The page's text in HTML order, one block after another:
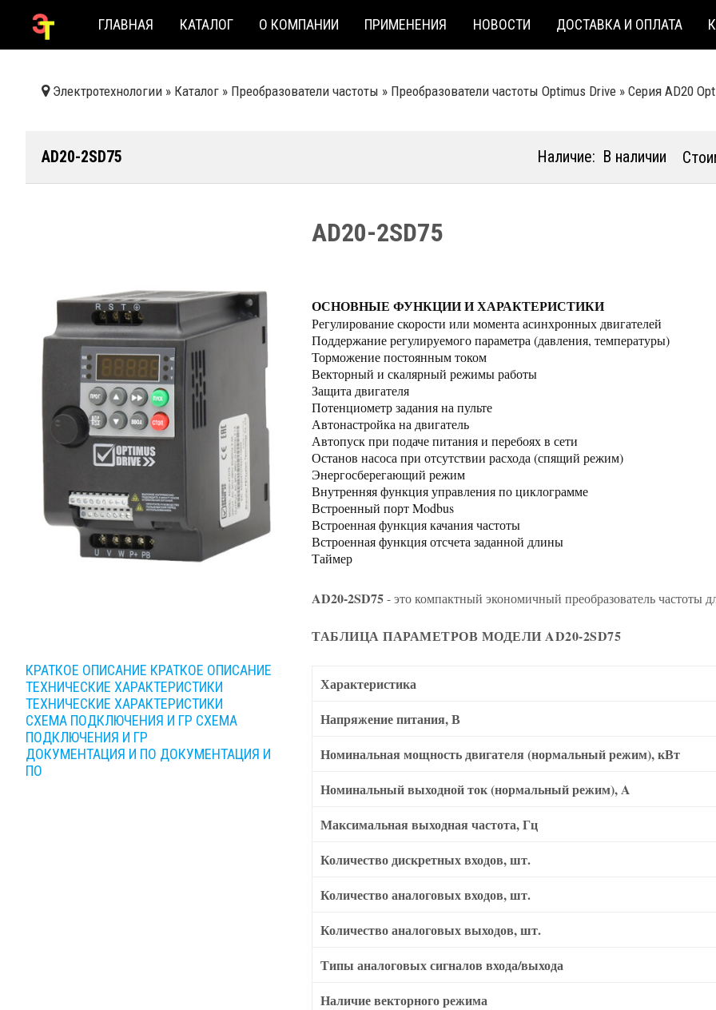
ГЛАВНАЯ КАТАЛОГ О КОМПАНИИ ПРИМЕНЕНИЯ НОВОСТИ ДОСТАВКА И ОПЛАТА
Электротехнологии » Каталог » Преобразователи частоты » Преобразователи частоты Optimus Drive » Серия AD20
AD20-2SD75 Наличие: В наличии
КРАТКОЕ ОПИСАНИЕ КРАТКОЕ ОПИСАНИЕ
ТЕХНИЧЕСКИЕ ХАРАКТЕРИСТИКИ
ТЕХНИЧЕСКИЕ ХАРАКТЕРИСТИКИ
СХЕМА ПОДКЛЮЧЕНИЯ И ГР СХЕМА
ПОДКЛЮЧЕНИЯ И ГР
ДОКУМЕНТАЦИЯ И ПО ДОКУМЕНТАЦИЯ И
ПО
AD20-2SD75
ОСНОВНЫЕ ФУНКЦИИ И ХАРАКТЕРИСТИКИ
Регулирование скорости или момента асинхронных двигателей
Поддержание регулируемого параметра (давления, температуры)
Торможение постоянным током
Векторный и скалярный режимы работы
Защита двигателя
Потенциометр задания на пульте
Автонастройка на двигатель
Автопуск при подаче питания и перебоях в сети
Останов насоса при отсутствии расхода (спящий режим)
Энергосберегающий режим
Внутренняя функция управления по циклограмме
Встроенный порт Modbus
Встроенная функция качания частоты
Встроенная функция отсчета заданной длины
Таймер
AD20-2SD75- это компактный экономичный преобразователь частоты
ТАБЛИЦА ПАРАМЕТРОВ МОДЕЛИ AD20-2SD75
Характеристика
Напряжение питания, В
Номинальная мощность двигателя (нормальный режим), кВт
Номинальный выходной ток (нормальный режим), A
Максимальная выходная частота, Гц
Количество дискретных входов, шт.
Количество аналоговых входов, шт.
Количество аналоговых выходов, шт.
Типы аналоговых сигналов входа/выхода
Наличие векторного режима